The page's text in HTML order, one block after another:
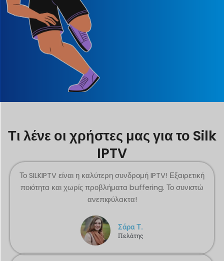
Τι λένε οι χρήστες μας για το Silk
IPTV
Το SILKIPTV είναι η καλύτερη συνδρομή IPTV! Εξαιρετική
ποιότητα και χωρίς προβλήματα buffering. Το συνιστώ
ανεπιφύλακτα!
Σάρα Τ.
Πελάτης